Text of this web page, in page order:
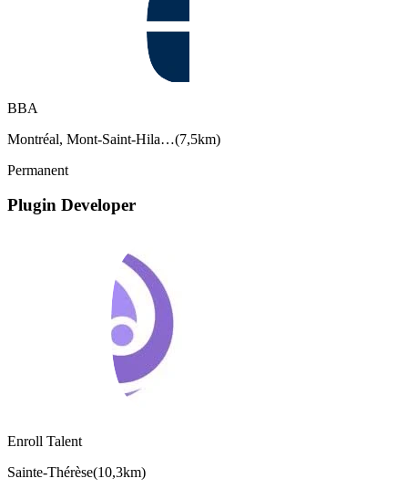
BBA
Montréal, Mont-Saint-Hila…(7,5km)
Permanent
Plugin Developer
Enroll Talent
Sainte-Thérèse(10,3km)